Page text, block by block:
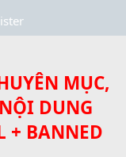
MỤC,
DUNG
+ BANNED